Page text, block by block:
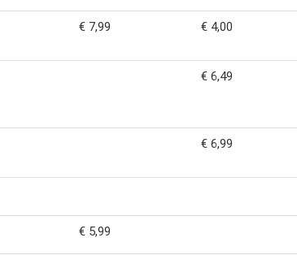
€ 7,99 € 4,00
€ 6,49
€ 6,99
€ 5,99